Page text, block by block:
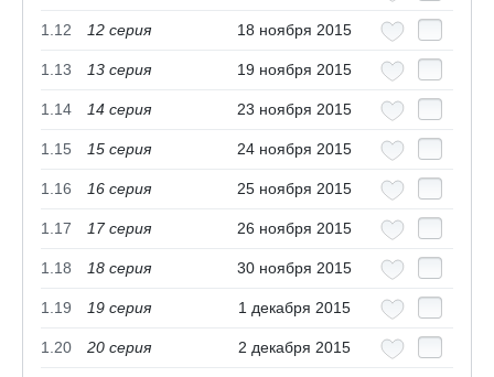
1.12 12 cерия 18 ноября 2015
1.13 13 cерия 19 ноября 2015
1.14 14 cерия 23 ноября 2015
1.15 15 cерия 24 ноября 2015
1.16 16 cерия 25 ноября 2015
1.17 17 cерия 26 ноября 2015
1.18 18 cерия 30 ноября 2015
1.19 19 cерия 1 декабря 2015
1.20 20 cерия 2 декабря 2015